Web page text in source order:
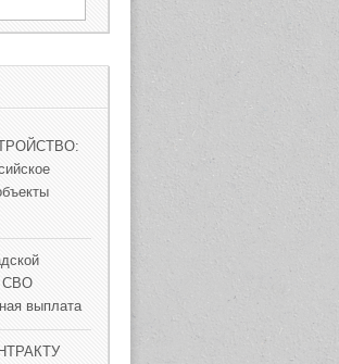
СВО
выплата